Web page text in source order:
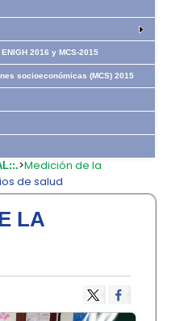
2016 y MCS-2015
socioeconómicas (MCS) 2015
>Medición de la
de salud
LA